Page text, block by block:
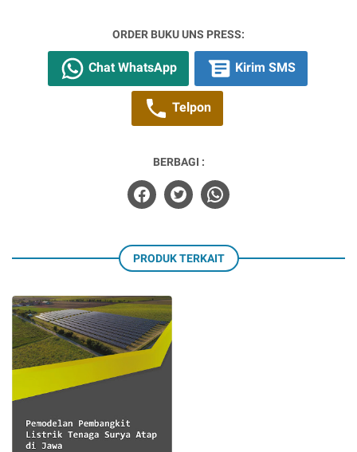
ORDER BUKU UNS PRESS:
Chat WhatsApp Kirim SMS
Telpon
BERBAGI :
PRODUK TERKAIT